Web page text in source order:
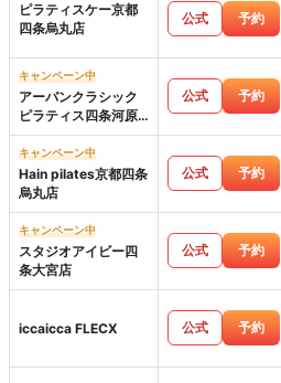
ピラティスケー京都
四条烏丸店
公式 予約
キャンペーン中
アーバンクラシック
ピラティス四条河原
町店
公式 予約
キャンペーン中
Hain pilates京都四条
烏丸店
公式 予約
キャンペーン中
スタジオアイビー四
条大宮店
公式 予約
iccaicca FLECX 公式 予約